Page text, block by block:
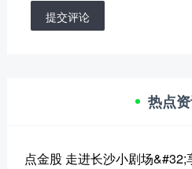
提交评论
热点
点金股 走进长沙小剧场